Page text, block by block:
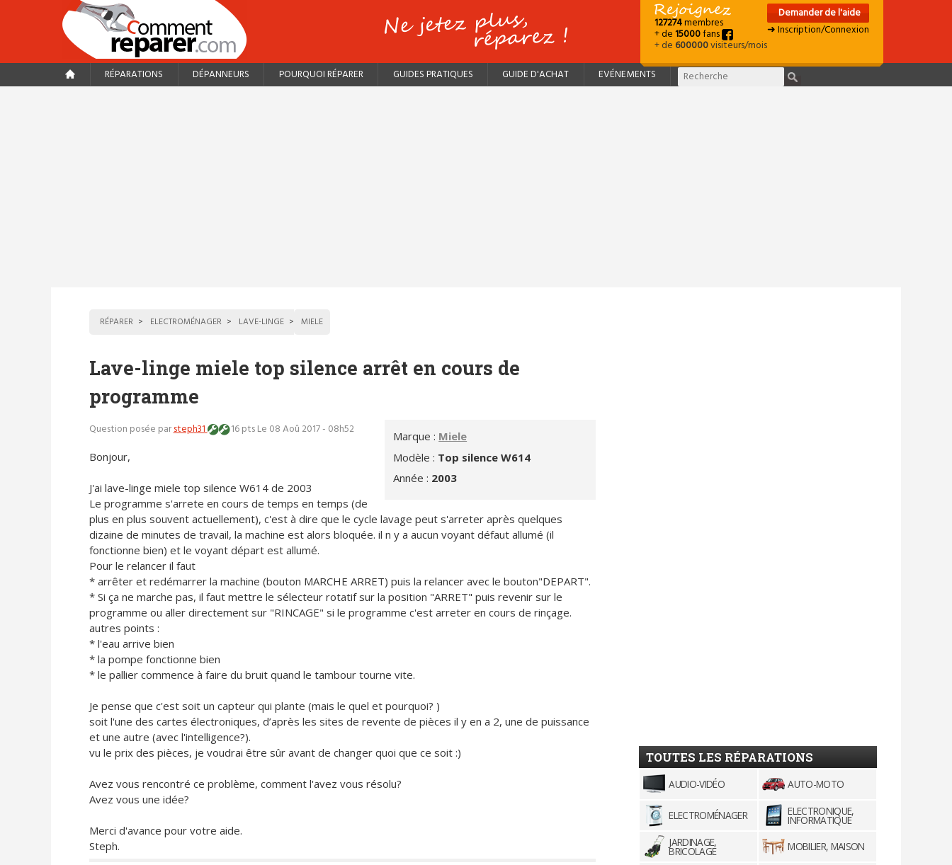
127274membres
+ de15000fans
+ de600000visiteurs/mois
Demander de l'aide
➜ Inscription/Connexion
RÉPARATIONS DÉPANNEURS POURQUOI RÉPARER GUIDES PRATIQUES GUIDE D'ACHAT EVÉNEMENTS
RÉPARER ELECTROMÉNAGER LAVE-LINGE MIELE
Lave-linge miele top silence arrêt en cours de
programme
Marque : Miele
Modèle : Top silence W614
Année : 2003
Question posée parsteph31 16 ptsLe 08 Aoû 2017 - 08h52
Bonjour,
J'ai lave-linge miele top silence W614 de 2003
Le programme s'arrete en cours de temps en temps (de
plus en plus souvent actuellement), c'est à dire que le cycle lavage peut s'arreter après quelques
dizaine de minutes de travail, la machine est alors bloquée. il n y a aucun voyant défaut allumé (il
fonctionne bien) et le voyant départ est allumé.
Pour le relancer il faut
* arrêter et redémarrer la machine (bouton MARCHE ARRET) puis la relancer avec le bouton"DEPART".
* Si ça ne marche pas, il faut mettre le sélecteur rotatif sur la position "ARRET" puis revenir sur le
programme ou aller directement sur "RINCAGE" si le programme c'est arreter en cours de rinçage.
autres points :
* l'eau arrive bien
* la pompe fonctionne bien
* le pallier commence à faire du bruit quand le tambour tourne vite.
Je pense que c'est soit un capteur qui plante (mais le quel et pourquoi? )
soit l'une des cartes électroniques, d’après les sites de revente de pièces il y en a 2, une de puissance
et une autre (avec l'intelligence?).
vu le prix des pièces, je voudrai être sûr avant de changer quoi que ce soit :)
Avez vous rencontré ce problème, comment l'avez vous résolu?
Avez vous une idée?
Merci d'avance pour votre aide.
Steph.
TOUTES LES RÉPARATIONS
AUDIO-VIDÉO AUTO-MOTO
ELECTROMÉNAGER ELECTRONIQUE,
INFORMATIQUE
JARDINAGE,
BRICOLAGE
MOBILIER, MAISON